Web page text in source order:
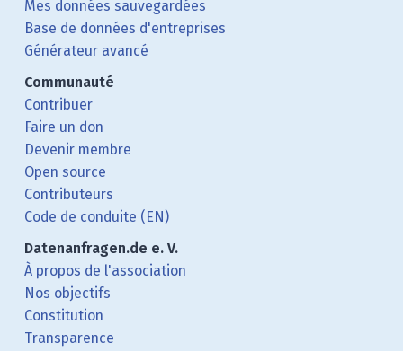
Mes données sauvegardées
Base de données d'entreprises
Générateur avancé
Communauté
Contribuer
Faire un don
Devenir membre
Open source
Contributeurs
Code de conduite (EN)
Datenanfragen.de e. V.
À propos de l'association
Nos objectifs
Constitution
Transparence